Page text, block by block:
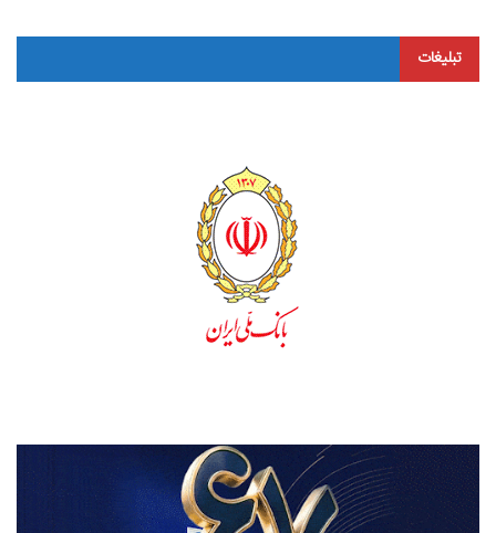
تبلیغات